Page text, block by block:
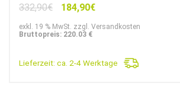
332,90€
Ursprünglicher
war:
184,90€Aktueller
ist:
exkl. 19 % MwSt. zzgl. Versandkosten
Bruttopreis: 220.03 €
Lieferzeit: ca. 2-4 Werktage